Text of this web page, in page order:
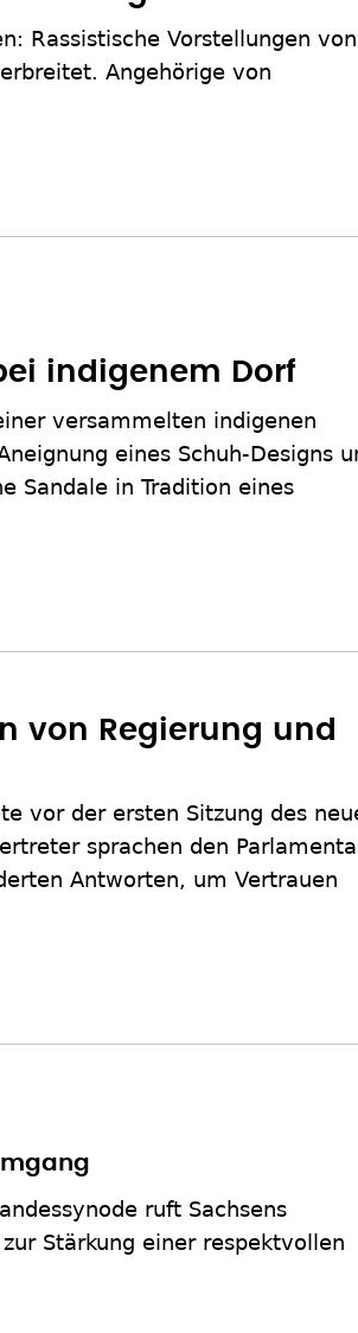
Rassistische Vorstellungen von
Angehörige von
indigenem Dorf
versammelten indigenen
eines Schuh-Designs
Sandale in Tradition eines
von Regierung und
vor der ersten Sitzung des
sprachen den
Antworten, um Vertrauen
ruft Sachsens
Stärkung einer respektvollen